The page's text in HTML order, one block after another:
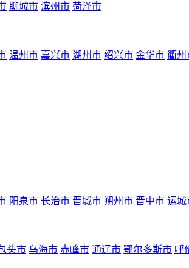
聊城市 滨州市 菏泽市
温州市 嘉兴市 湖州市 绍兴市 金华市 衢州
阳泉市 长治市 晋城市 朔州市 晋中市 运城
头市 乌海市 赤峰市 通辽市 鄂尔多斯市 呼